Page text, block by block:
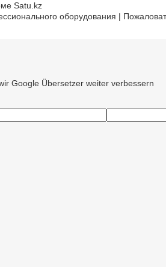
Satu.kz
оборудования |
Google Übersetzer weiter verbessern